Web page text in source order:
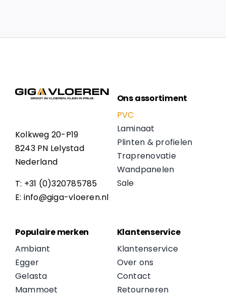
Kolkweg 20-P19
8243 PN Lelystad
Nederland
T: +31 (0)320785785
E: info@giga-vloeren.nl
Ons assortiment
PVC
Laminaat
Plinten & profielen
Traprenovatie
Wandpanelen
Sale
Populaire merken
Ambiant
Egger
Gelasta
Mammoet
Klantenservice
Klantenservice
Over ons
Contact
Retourneren